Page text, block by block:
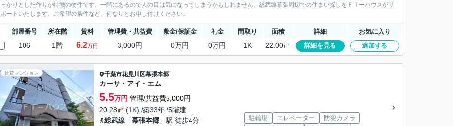
っかりとした作りが特徴の物件です。一階にあるので人の目は気になってしまうかもしれません。総武線幕張周辺での住まい探しをＦＴーハウスがサ
ポートいたします。ご希望の条件など、何なりとお申し付けください。
部屋番号 所在階 賃料 管理費・共益費 敷金/保証金 礼金 間取り 面積 詳細 お気に入り
106 1階 6.2万円 3,000円 0万円 0万円 1K 22.00㎡ 詳細を見る 追加する
賃貸マンション 千葉市花見川区幕張本郷
カーサ・アイ・エム
5.5万円 管理/共益費5,000円
20.28㎡ (1K) /築33年 /5階建
総武線 「幕張本郷 」駅 徒歩4分 駐輪場 エレベーター
防犯カメラ